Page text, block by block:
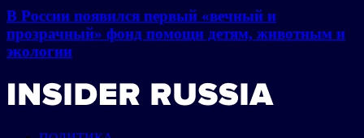
В России появился первый «вечный и
прозрачный» фонд помощи детям, животным и
экологии